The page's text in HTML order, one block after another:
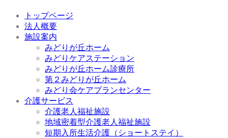
トップページ
法人概要
施設案内
みどりが丘ホーム
みどりケアステーション
みどりが丘ホーム診療所
第２みどりが丘ホーム
みどり会ケアプランセンター
介護サービス
介護老人福祉施設
地域密着型介護老人福祉施設
短期入所生活介護（ショートステイ）